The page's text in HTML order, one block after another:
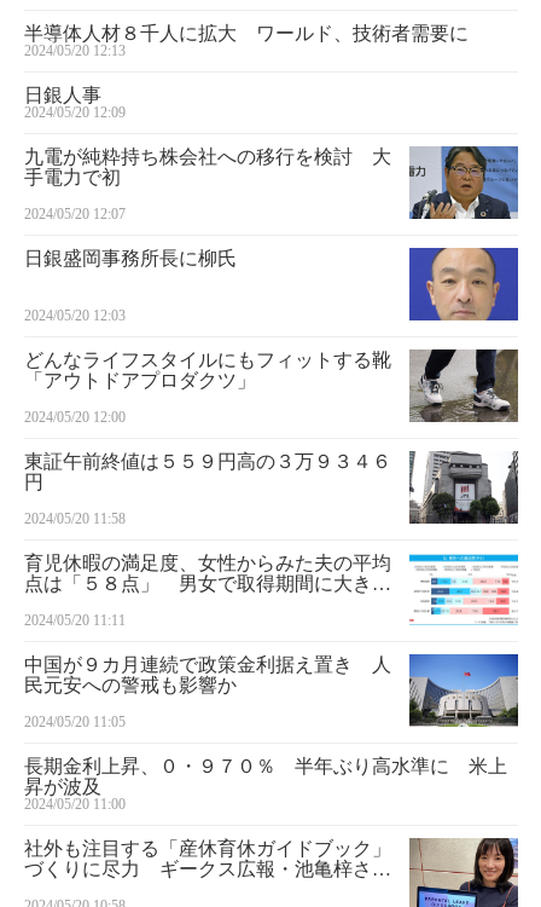
半導体人材８千人に拡大 ワールド、技術者需要に
2024/05/20 12:13
日銀人事
2024/05/20 12:09
九電が純粋持ち株会社への移行を検討 大
手電力で初
2024/05/20 12:07
日銀盛岡事務所長に柳氏
2024/05/20 12:03
どんなライフスタイルにもフィットする靴
「アウトドアプロダクツ」
2024/05/20 12:00
東証午前終値は５５９円高の３万９３４６
円
2024/05/20 11:58
育児休暇の満足度、女性からみた夫の平均
点は「５８点」 男女で取得期間に大きな
2024/05/20 11:11
中国が９カ月連続で政策金利据え置き 人
民元安への警戒も影響か
2024/05/20 11:05
長期金利上昇、０・９７０％ 半年ぶり高水準に 米上
昇が波及
2024/05/20 11:00
社外も注目する「産休育休ガイドブック」
づくりに尽力 ギークス広報・池亀梓さ